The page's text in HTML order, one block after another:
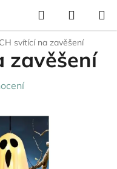
Hledat
KOŠÍK
svítící na zavěšení
zavěšení